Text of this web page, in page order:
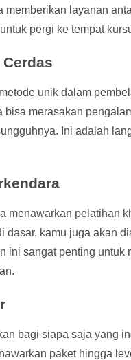
memberikan layanan
pergi ke tempat
unik dalam
merasakan
Ini adalah
menawarkan pelatihan
dasar, kamu juga akan
ini sangat penting untuk
bagi siapa saja yang
paket hingga